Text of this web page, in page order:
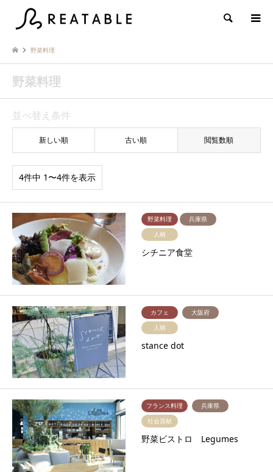
検索
野菜料理
野菜料理
並べ替え条件
新しい順 古い順 閲覧数順
4件中 1〜4件を表示
野菜料理
兵庫県
人柄
シチニア食堂
カフェ
大阪府
人柄
stance dot
フランス料理
兵庫県
社会貢献
野菜ビストロ Legumes